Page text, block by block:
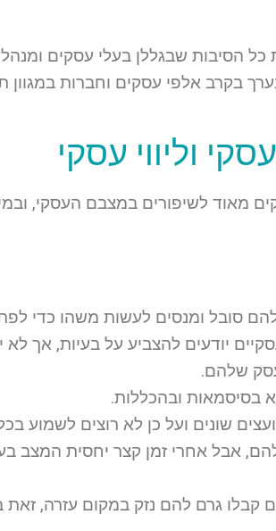
הסיבות שבגללן בעלי עסקים
בקרב אלפי עסקים וחברות במגוון
וליווי עסקי
מאוד לשיפורים במצבם העסקי,
סובל ומנסים לעשות משהו כדי
יודעים להצביע על בעיות, אך לא
שלהם.
בסיסמאות ובהכללות.
שונים ועל כן לא רוצים לשמוע
אבל אחרי זמן קצר יחסית המצב
קבלו גרם להם נזק במקום עזרה,